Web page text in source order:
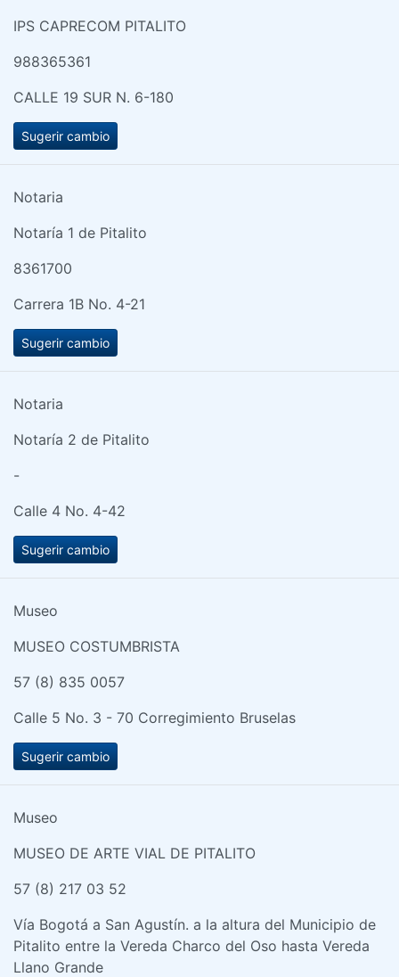
IPS CAPRECOM PITALITO
988365361
CALLE 19 SUR N. 6-180
Sugerir cambio
Notaria
Notaría 1 de Pitalito
8361700
Carrera 1B No. 4-21
Sugerir cambio
Notaria
Notaría 2 de Pitalito
-
Calle 4 No. 4-42
Sugerir cambio
Museo
MUSEO COSTUMBRISTA
57 (8) 835 0057
Calle 5 No. 3 - 70 Corregimiento Bruselas
Sugerir cambio
Museo
MUSEO DE ARTE VIAL DE PITALITO
57 (8) 217 03 52
Vía Bogotá a San Agustín. a la altura del Municipio de
Pitalito entre la Vereda Charco del Oso hasta Vereda
Llano Grande